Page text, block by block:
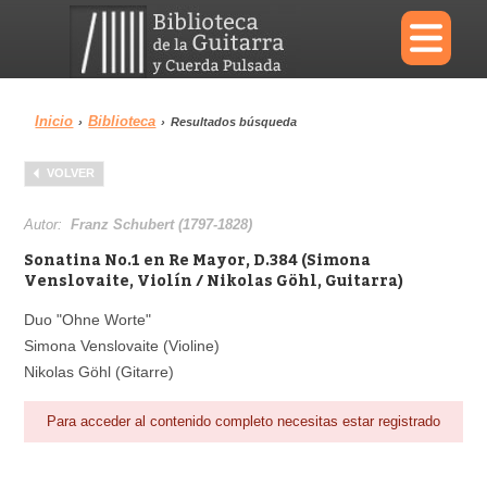
×
Menu
Biblioteca
Inicio › Biblioteca › Resultados búsqueda
VOLVER
Autor:Franz Schubert (1797-1828)
Sonatina No.1 en Re Mayor, D.384 (Simona
Venslovaite, Violín / Nikolas Göhl, Guitarra)
Duo "Ohne Worte"
Simona Venslovaite (Violine)
Nikolas Göhl (Gitarre)
Para acceder al contenido completo necesitas estar registrado